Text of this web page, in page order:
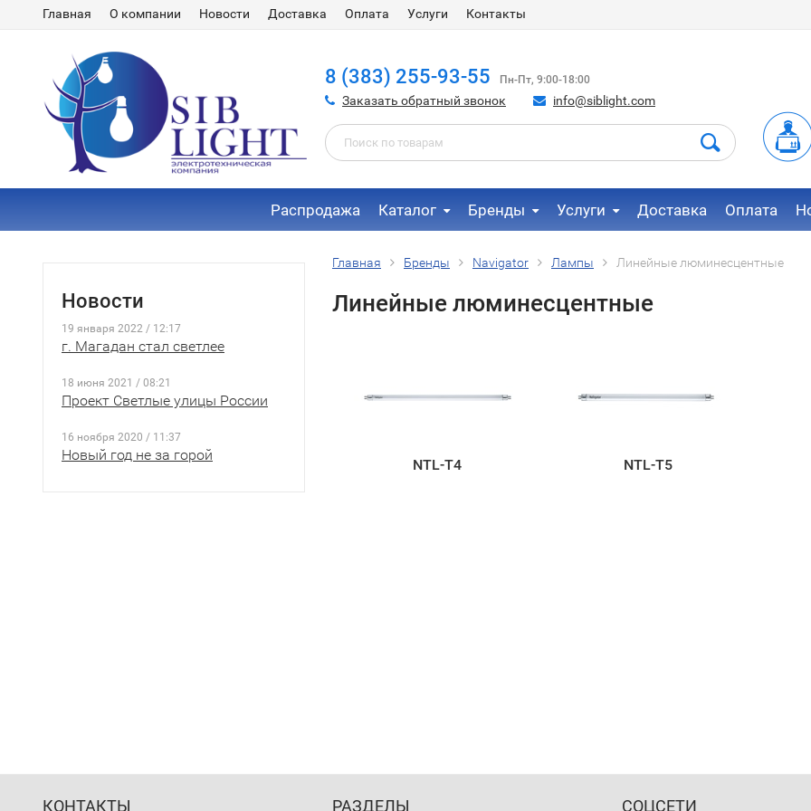
Главная О компании Новости Доставка Оплата Услуги Контакты
8 (383) 255-93-55 Пн-Пт, 9:00-18:00
Заказать обратный звонок info@siblight.com
Распродажа Каталог Бренды Услуги Доставка Оплата
Новости
19 января 2022 / 12:17
г. Магадан стал светлее
18 июня 2021 / 08:21
Проект Светлые улицы России
16 ноября 2020 / 11:37
Новый год не за горой
Главная Бренды Navigator Лампы Линейные люминесцентные
Линейные люминесцентные
NTL-T4 NTL-T5
КОНТАКТЫ РАЗДЕЛЫ СОЦСЕТИ